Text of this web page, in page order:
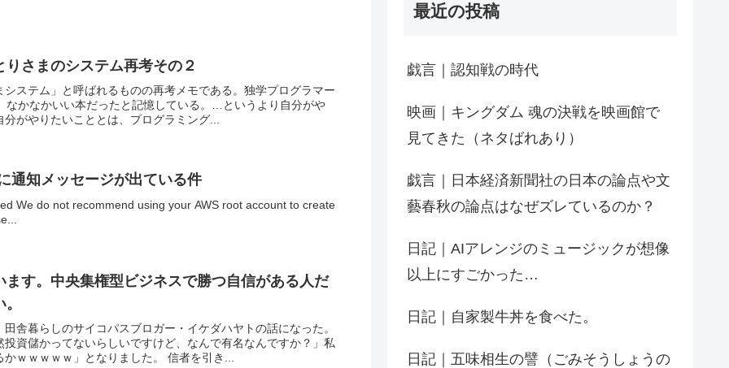
りさまのシステム再考その２
ステム」と呼ばれるものの再考メモである。独学プログラマー
なかなかいい本だったと記憶している。…というより自分がや
がやりたいこととは、プログラミング...
通知メッセージが出ている件
We do not recommend using your AWS root account to create
ます。中央集権型ビジネスで勝つ自信がある人だ
舎暮らしのサイコパスブロガー・イケダハヤトの話になった。
資儲かってないらしいですけど、なんで有名なんですか？」私
ｗｗｗｗｗ」となりました。 信者を引き...
最近の投稿
戯言｜認知戦の時代
映画｜キングダム 魂の決戦を映画館で
見てきた（ネタばれあり）
戯言｜日本経済新聞社の日本の論点や文
藝春秋の論点はなぜズレているのか？
日記｜AIアレンジのミュージックが想像
以上にすごかった…
日記｜自家製牛丼を食べた。
日記｜五味相生の譬（ごみそうしょうの